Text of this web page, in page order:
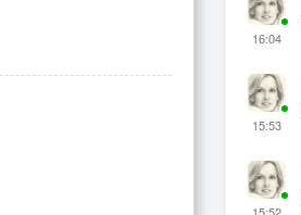
16:04
15:53